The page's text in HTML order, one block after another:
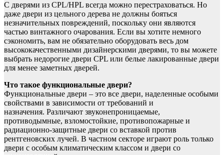
С дверями из CPL/HPL всегда можно перестраховаться. Но
даже двери из цельного дерева не должны бояться
незначительных повреждений, поскольку они являются
частью винтажного очарования. Если вы хотите немного
сэкономить, вам не обязательно оборудовать весь дом
высококачественными дизайнерскими дверями, то вы можете
выбрать недорогие двери CPL или белые лакированные двери
для менее заметных дверей.
Что такое функциональные двери?
Функциональные двери – это все двери, наделенные особыми
свойствами в зависимости от требований и
назначения. Различают звуконепроницаемые,
противодымные, взломостойкие, противопожарные и
радиационно-защитные двери со вставкой против
рентгеновских лучей. В частном секторе играют роль только
двери с особым климатическим классом и двери со